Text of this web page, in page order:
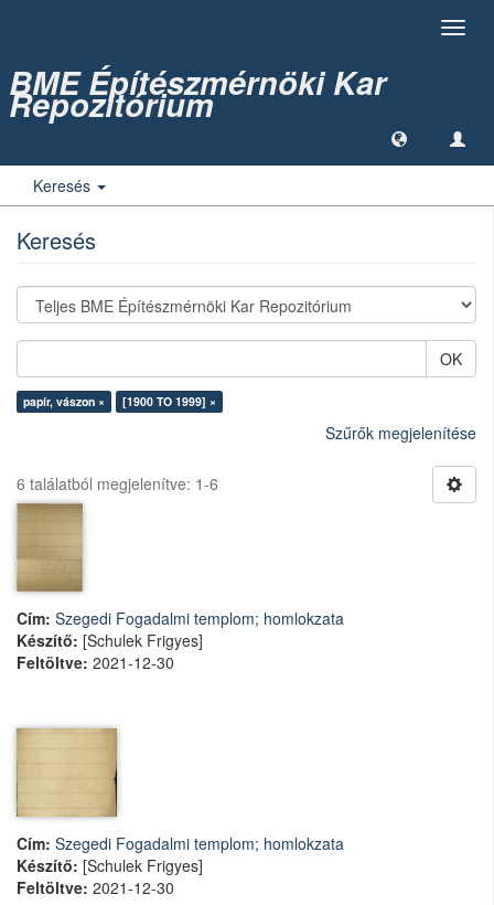
BME Építészmérnöki Kar
Repozitórium
Keresés
Keresés
OK
papír, vászon × [1900 TO 1999] ×
Szűrők megjelenítése
6 találatból megjelenítve: 1-6
Cím: Szegedi Fogadalmi templom; homlokzata
Készítő: [Schulek Frigyes]
Feltöltve: 2021-12-30
Cím: Szegedi Fogadalmi templom; homlokzata
Készítő: [Schulek Frigyes]
Feltöltve: 2021-12-30